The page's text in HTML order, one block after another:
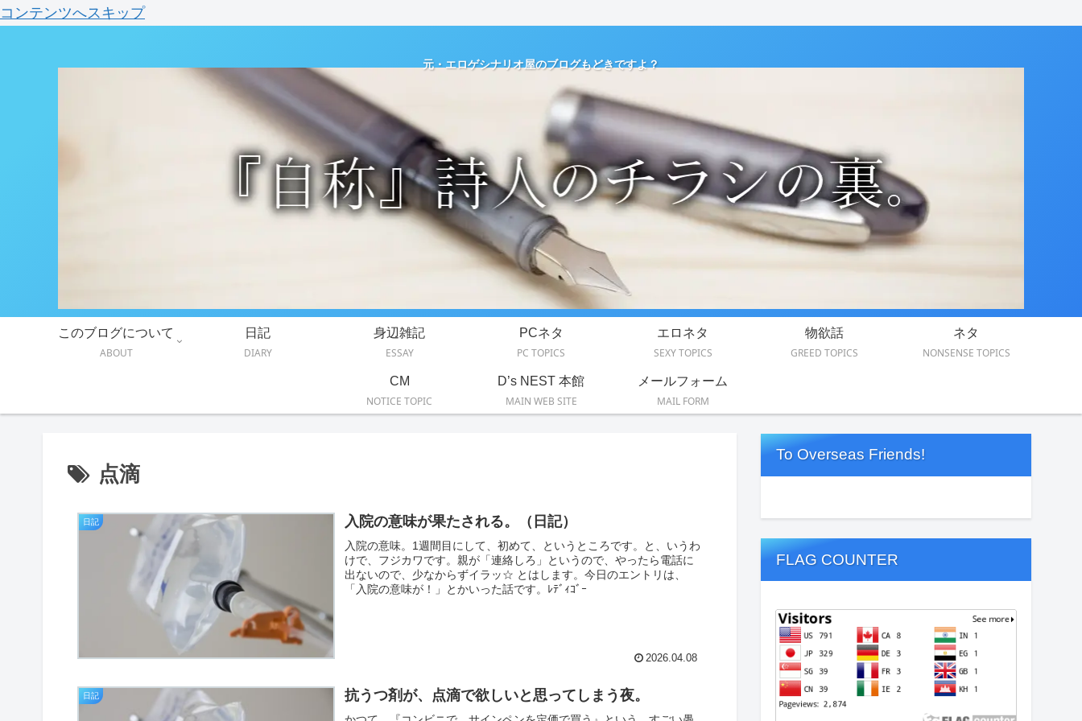
コンテンツへスキップ
元・エロゲシナリオ屋のブログもどきですよ？
このブログについて
ABOUT
日記
DIARY
身辺雑記
ESSAY
PCネタ
PC TOPICS
エロネタ
SEXY TOPICS
物欲話
GREED TOPICS
ネタ
NONSENSE TOPICS
CM
NOTICE TOPIC
D’s NEST 本館
MAIN WEB SITE
メールフォーム
MAIL FORM
点滴
日記 入院の意味が果たされる。（日記）
入院の意味。1週間目にして、初めて、というところです。と、いうわ
けで、フジカワです。親が「連絡しろ」というので、やったら電話に
出ないので、少なからずイラッ☆ とはします。今日のエントリは、
「入院の意味が！」とかいった話です。ﾚﾃﾞｨｺﾞｰ
2026.04.08
日記 抗うつ剤が、点滴で欲しいと思ってしまう夜。
To Overseas Friends!
FLAG COUNTER